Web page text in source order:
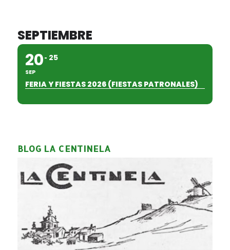
SEPTIEMBRE
20
SEP
25
FERIA Y FIESTAS 2026 (FIESTAS PATRONALES)
BLOG LA CENTINELA